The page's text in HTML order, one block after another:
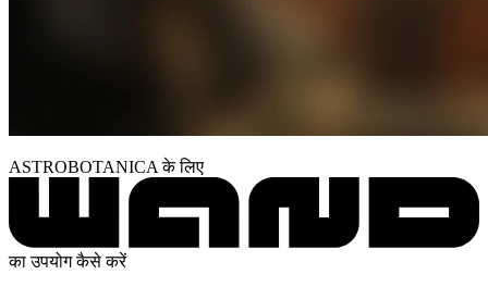
ASTROBOTANICA के लिए
का उपयोग कैसे करें